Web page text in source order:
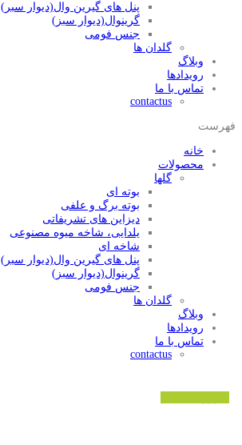
پنل های گیرین وال(دیوار سبر)
گرینوال(دیوار سبز)
جنس فومی
گلدان ها
وبلاگ
رویدادها
تماس با ما
contactus
فهرست
خانه
محصولات
گلها
بوته ای
بوته برگ و علفی
دیزاین های تشریفاتی
یلدایی، شاخه میوه مصنوعی
شاخه ای
پنل های گیرین وال(دیوار سبر)
گرینوال(دیوار سبز)
جنس فومی
گلدان ها
وبلاگ
رویدادها
تماس با ما
contactus